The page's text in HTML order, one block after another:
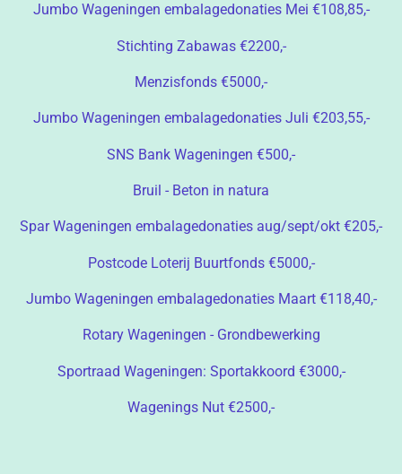
Jumbo Wageningen embalagedonaties Mei €108,85,-
Stichting Zabawas €2200,-
Menzisfonds €5000,-
Jumbo Wageningen embalagedonaties Juli €203,55,-
SNS Bank Wageningen €500,-
Bruil - Beton in natura
Spar Wageningen embalagedonaties aug/sept/okt €205,-
Postcode Loterij Buurtfonds €5000,-
Jumbo Wageningen embalagedonaties Maart €118,40,-
Rotary Wageningen - Grondbewerking
Sportraad Wageningen: Sportakkoord €3000,-
Wagenings Nut €2500,-